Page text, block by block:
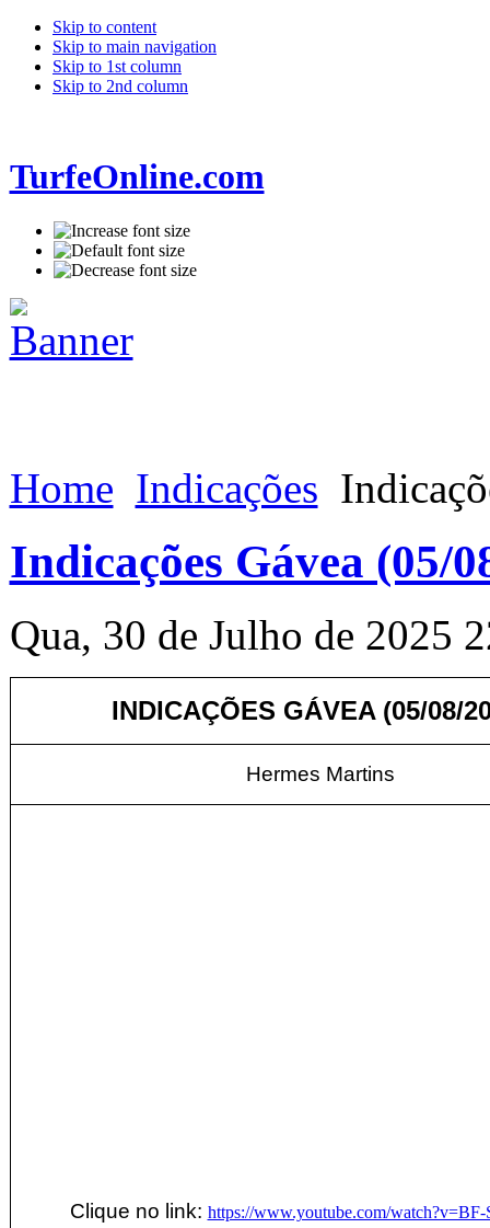
Skip to content
Skip to main navigation
Skip to 1st column
Skip to 2nd column
TurfeOnline.com
Home Indicações
Indicações Gávea (05/
Qua, 30 de Julho de 2025
INDICAÇÕES GÁVEA (05/08/
Hermes Martins
Clique no link: https://www.youtube.com/